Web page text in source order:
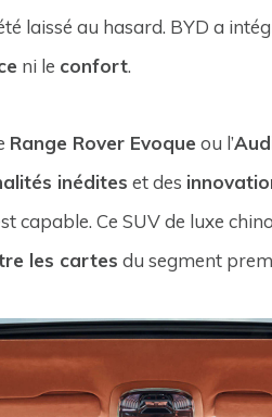
laissé au hasard. BYD a
ni le confort.
Range Rover Evoque ou l’
inédites et des
capable. Ce SUV de luxe
les cartes du segment